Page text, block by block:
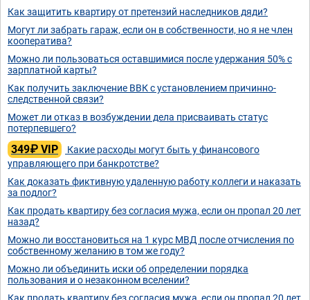
Как защитить квартиру от претензий наследников дяди?
Могут ли забрать гараж, если он в собственности, но я не член
кооператива?
Можно ли пользоваться оставшимися после удержания 50% с
зарплатной карты?
Как получить заключение ВВК с установлением причинно-
следственной связи?
Может ли отказ в возбуждении дела присваивать статус
потерпевшего?
349₽ VIP
Какие расходы могут быть у финансового
управляющего при банкротстве?
Как доказать фиктивную удаленную работу коллеги и наказать
за подлог?
Как продать квартиру без согласия мужа, если он пропал 20 лет
назад?
Можно ли восстановиться на 1 курс МВД после отчисления по
собственному желанию в том же году?
Можно ли объединить иски об определении порядка
пользования и о незаконном вселении?
Как продать квартиру без согласия мужа, если он пропал 20 лет